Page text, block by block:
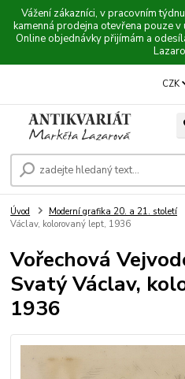
Vážení zákazníci, v pracovním
kamenná prodejna otevřena pouze
Online objednávky přijímám a
CZK
Úvod Moderní grafika 20. a 21. století
Václav, kolorovaný lept, 1936
Vořechová
Svatý Václav,
1936